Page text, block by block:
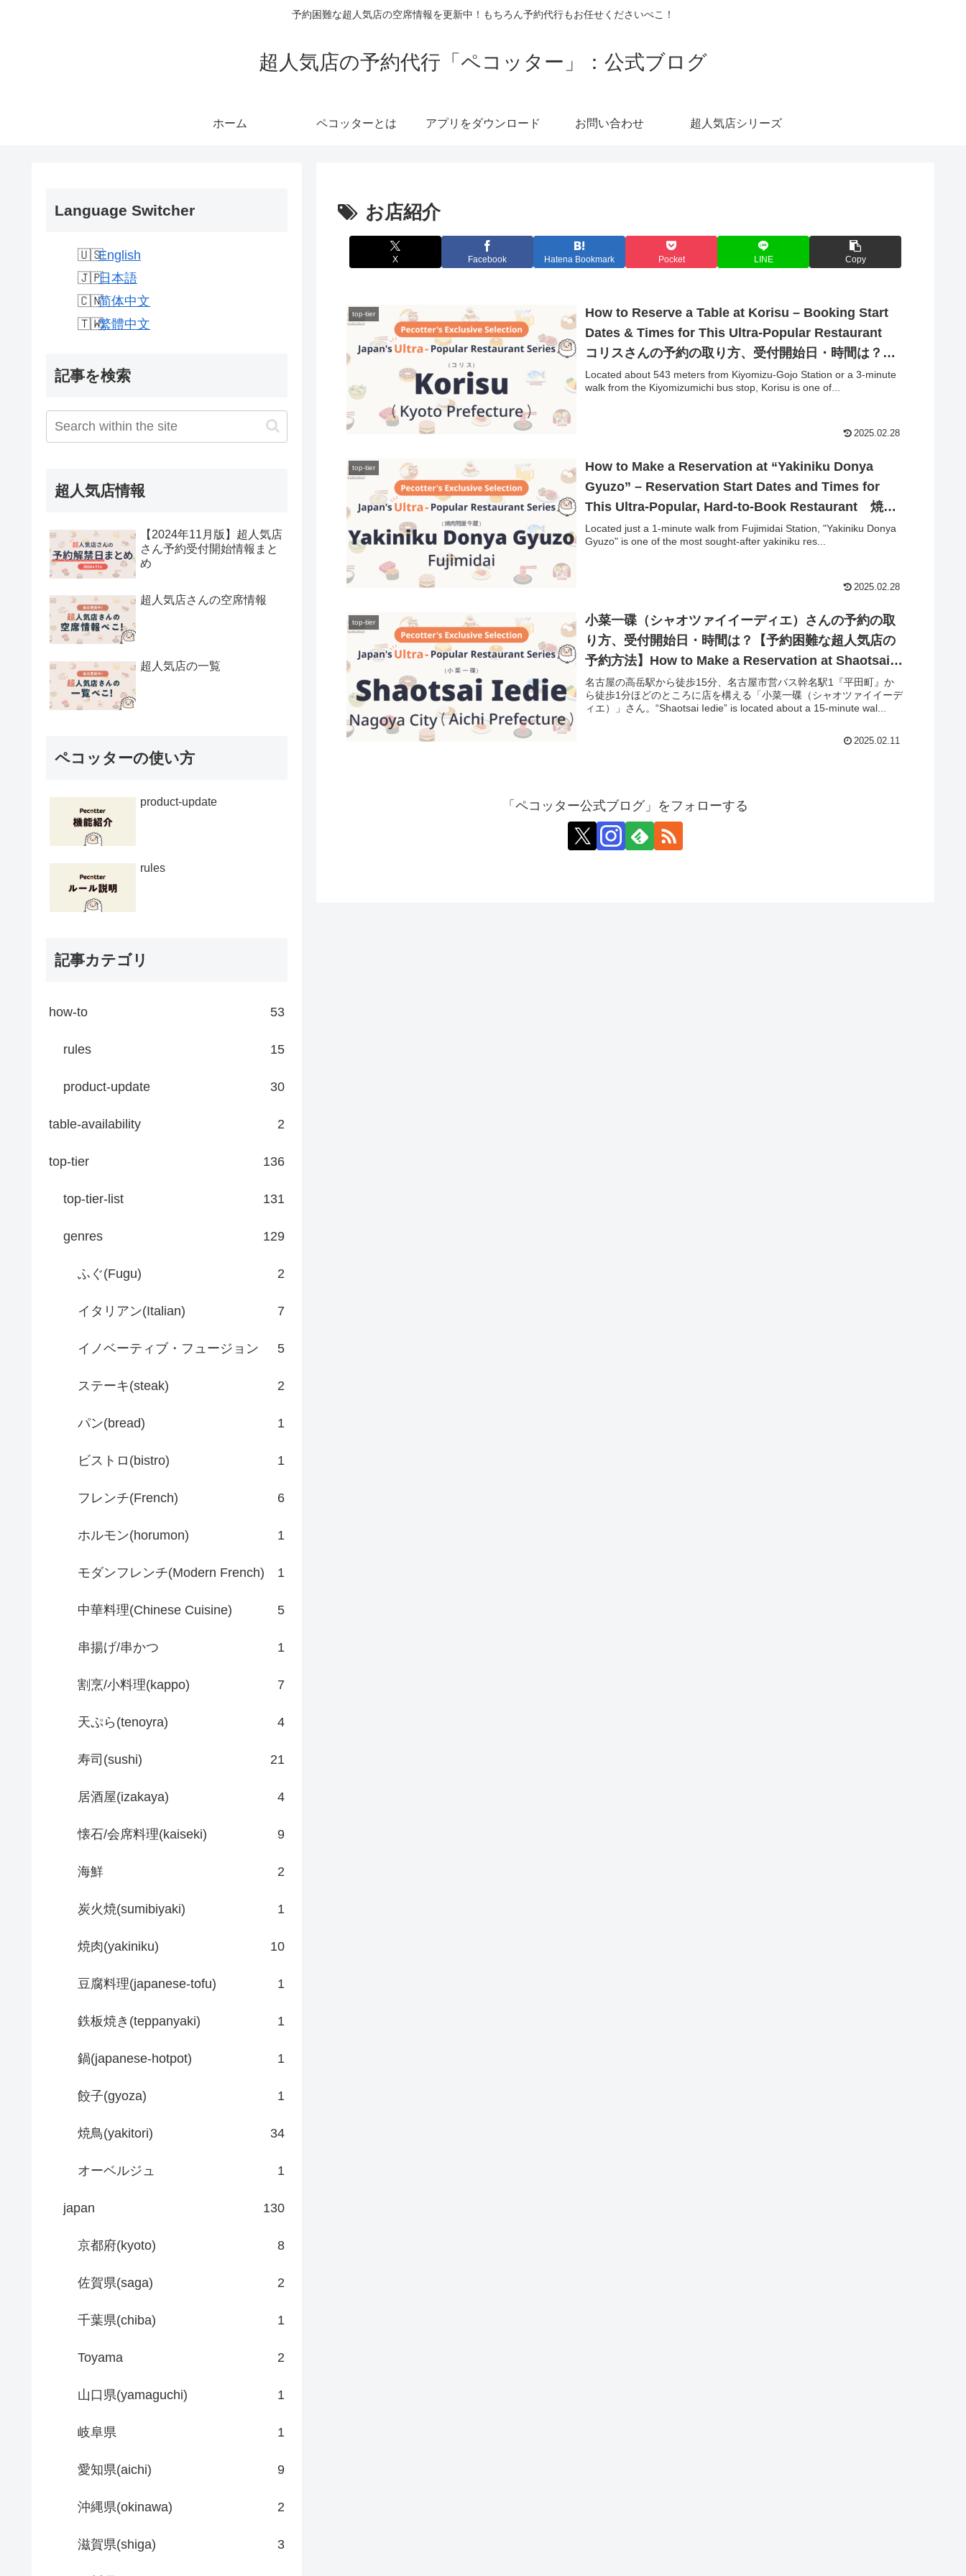
予約困難な超人気店の空席情報を更新中！もちろん予約代行もお任せくださいぺこ！
超人気店の予約代行「ペコッター」：公式ブログ
ホーム ペコッターとは アプリをダウンロード お問い合わせ 超人気店シリーズ
お店紹介
X Facebook Hatena Bookmark Pocket LINE Copy
top-tier
How to Reserve a Table at Korisu – Booking Start
Dates & Times for This Ultra-Popular Restaurant
コリスさんの予約の取り方、受付開始日・時間は？
【予約困難な超人気店の予約方法】
Located about 543 meters from Kiyomizu-Gojo Station or a 3-minute
walk from the Kiyomizumichi bus stop, Korisu is one of...
2025.02.28
top-tier
How to Make a Reservation at “Yakiniku Donya
Gyuzo” – Reservation Start Dates and Times for
This Ultra-Popular, Hard-to-Book Restaurant 焼肉
問屋 牛蔵 さんの予約の取り方、受付開始日・時間は？
【予約困難な超人気店の予約方法】
Located just a 1-minute walk from Fujimidai Station, "Yakiniku Donya
Gyuzo" is one of the most sought-after yakiniku res...
2025.02.28
top-tier
小菜一碟（シャオツァイイーディエ）さんの予約の取
り方、受付開始日・時間は？【予約困難な超人気店の
予約方法】How to Make a Reservation at Shaotsai
Iedie? When Do Reservations Open? [How to Book
a Table at a Super Popular, Hard-to-Get Restaurant]
名古屋の高岳駅から徒歩15分、名古屋市営バス幹名駅1『平田町』か
ら徒歩1分ほどのところに店を構える「小菜一碟（シャオツァイイーデ
ィエ）」さん。“Shaotsai Iedie” is located about a 15-minute wal...
2025.02.11
「ペコッター公式ブログ」をフォローする
Language Switcher
English
日本語
简体中文
繁體中文
記事を検索
超人気店情報
【2024年11月版】超人気店
さん予約受付開始情報まと
め
超人気店さんの空席情報
超人気店の一覧
ペコッターの使い方
product-update
rules
記事カテゴリ
how-to 53
rules 15
product-update 30
table-availability 2
top-tier 136
top-tier-list 131
genres 129
ふぐ(Fugu) 2
イタリアン(Italian) 7
イノベーティブ・フュージョン 5
ステーキ(steak) 2
パン(bread) 1
ビストロ(bistro) 1
フレンチ(French) 6
ホルモン(horumon) 1
モダンフレンチ(Modern French) 1
中華料理(Chinese Cuisine) 5
串揚げ/串かつ 1
割烹/小料理(kappo) 7
天ぷら(tenoyra) 4
寿司(sushi) 21
居酒屋(izakaya) 4
懐石/会席料理(kaiseki) 9
海鮮 2
炭火焼(sumibiyaki) 1
焼肉(yakiniku) 10
豆腐料理(japanese-tofu) 1
鉄板焼き(teppanyaki) 1
鍋(japanese-hotpot) 1
餃子(gyoza) 1
焼鳥(yakitori) 34
オーベルジュ 1
japan 130
京都府(kyoto) 8
佐賀県(saga) 2
千葉県(chiba) 1
Toyama 2
山口県(yamaguchi) 1
岐阜県 1
愛知県(aichi) 9
沖縄県(okinawa) 2
滋賀県(shiga) 3